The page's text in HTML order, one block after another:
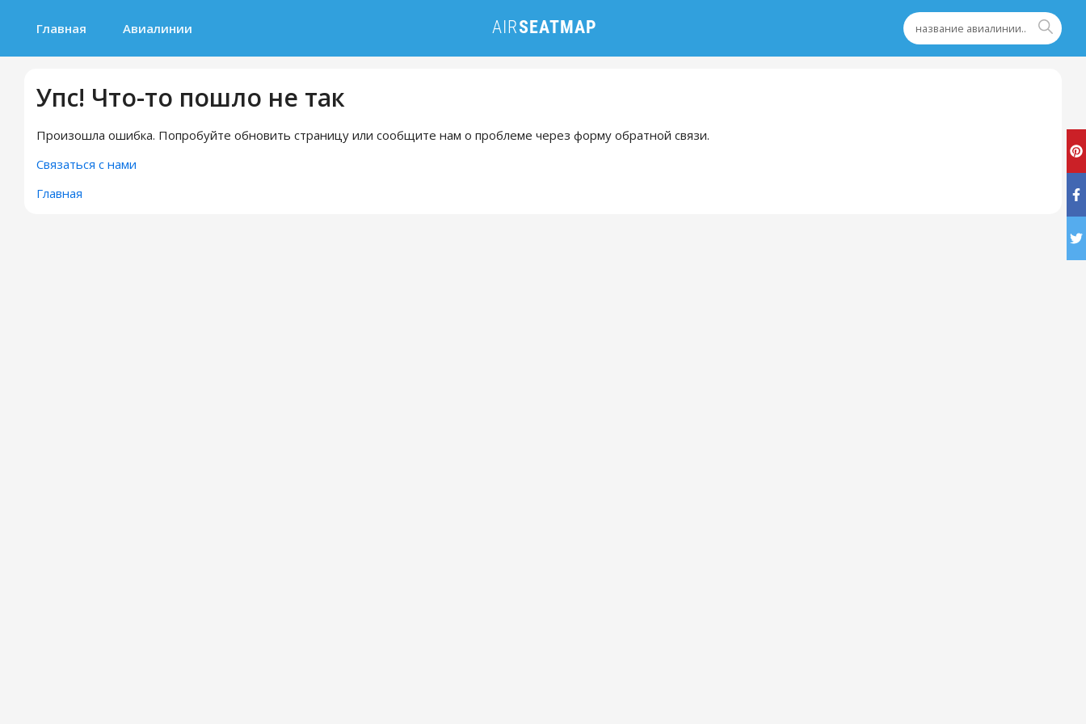
Главная Авиалинии
Упс! Что-то пошло не так
Произошла ошибка. Попробуйте обновить страницу или сообщите нам о проблеме через форму обратной связи.
Связаться с нами
Главная